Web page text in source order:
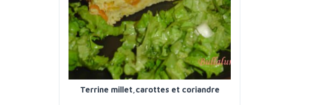
Terrine millet,carottes et coriandre